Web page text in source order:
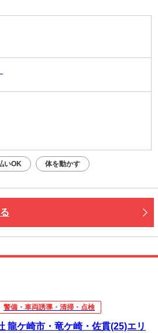
いOK 体を動かす
警備・車両誘導・清掃・点検
龍ケ崎市・竜ケ崎・佐貫(25)エリ